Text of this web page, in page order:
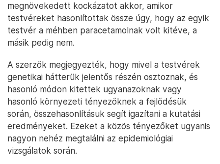
megnövekedett kockázatot akkor, amikor
testvéreket hasonlítottak össze úgy, hogy az egyik
testvér a méhben paracetamolnak volt kitéve, a
másik pedig nem.
A szerzők megjegyezték, hogy mivel a testvérek
genetikai hátterük jelentős részén osztoznak, és
hasonló módon kitettek ugyanazoknak vagy
hasonló környezeti tényezőknek a fejlődésük
során, összehasonlításuk segít igazítani a kutatási
eredményeket. Ezeket a közös tényezőket ugyanis
nagyon nehéz megtalálni az epidemiológiai
vizsgálatok során.